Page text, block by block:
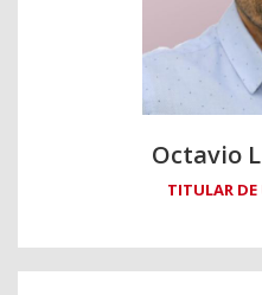
Octavio
TITULAR DE